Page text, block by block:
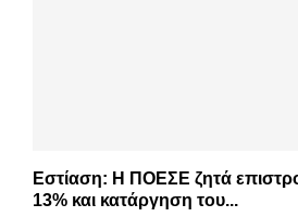
Εστίαση: Η ΠΟΕΣΕ ζητά
13% και κατάργηση του...